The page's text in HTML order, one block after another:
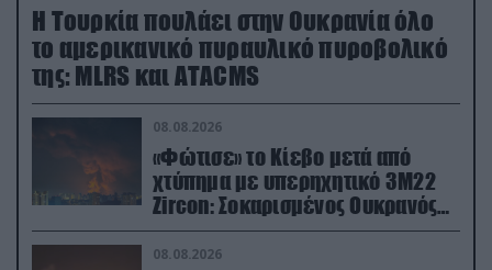
Η Τουρκία πουλάει στην Ουκρανία όλο
το αμερικανικό πυραυλικό πυροβολικό
της: MLRS και ΑΤΑCMS
08.08.2026
«Φώτισε» το Κίεβο μετά από
χτύπημα με υπερηχητικό 3M22
Zircon: Σοκαρισμένος Ουκρανός
κατέγραψε τη στιγμή (βίντεο)
08.08.2026